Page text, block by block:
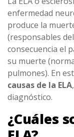
enfermedad
produce la
(responsables
consecuencia el
su muerte
pulmones). En
causas de la ELA
diagnóstico.
¿Cuáles